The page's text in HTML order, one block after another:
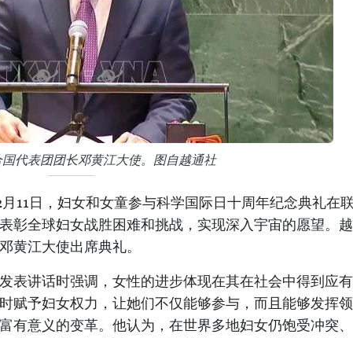
代表团团长邓黄江大使。图自越通社
11日，妇女和女童参与科学国际日十周年纪念典礼在联
彰全球妇女战胜困难和挑战，实现深入宇宙的愿望。越
黄江大使出席典礼。
表讲话时强调，女性的进步体现在其在社会中得到应有
赋予妇女权力，让她们不仅能够参与，而且能够发挥领
有意义的变革。他认为，在世界多地妇女仍饱受冲突、